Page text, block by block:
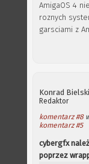
AmigaOS 4
roznych
garsciami z
Konrad Bielski
Redaktor
komentarz #8
komentarz #5
cybergfx
poprzez